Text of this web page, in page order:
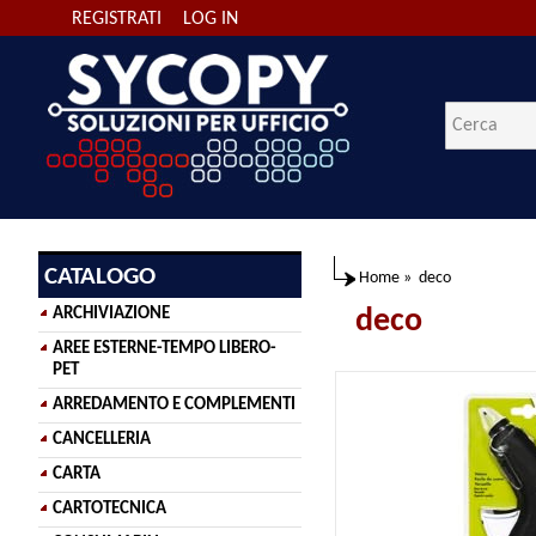
LOG IN
REGISTRATI
CATALOGO
ARCHIVIAZIONE
AREE ESTERNE-TEMPO LIBERO-
PET
ARREDAMENTO E COMPLEMENTI
CANCELLERIA
CARTA
CARTOTECNICA
Home » deco
deco